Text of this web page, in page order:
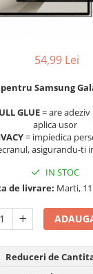
54,99 Lei
Samsung
GLUE= are
aplica usor
= impiedica
asigurandu-ti
IN STOC
de livrare: Marti,
Reduceri de